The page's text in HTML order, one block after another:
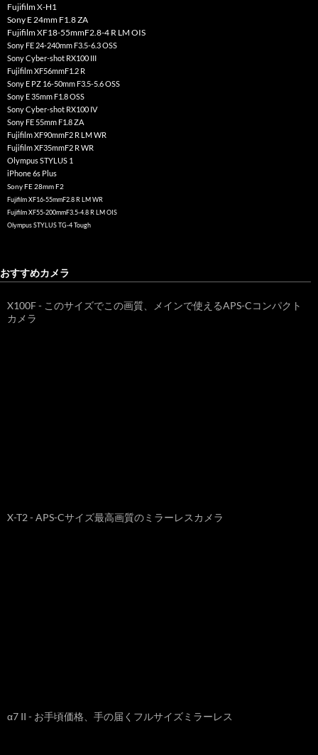
Fujifilm X-H1
Sony E 24mm F1.8 ZA
Fujifilm XF18-55mmF2.8-4 R LM OIS
Sony FE 24-240mm F3.5-6.3 OSS
Sony Cyber-shot RX100 III
Fujifilm XF56mmF1.2 R
Sony E PZ 16-50mm F3.5-5.6 OSS
Sony E 35mm F1.8 OSS
Sony Cyber-shot RX100 IV
Sony FE 55mm F1.8 ZA
Fujifilm XF90mmF2 R LM WR
Fujifilm XF35mmF2 R WR
Olympus STYLUS 1
iPhone 6s Plus
Sony FE 28mm F2
Fujifilm XF16-55mmF2.8 R LM WR
Fujifilm XF55-200mmF3.5-4.8 R LM OIS
Olympus STYLUS TG-4 Tough
おすすめカメラ
X100F - このサイズでこの画質、メインで使えるAPS-Cコンパクト
カメラ
X-T2 - APS-Cサイズ最高画質のミラーレスカメラ
α7 II - お手頃価格、手の届くフルサイズミラーレス